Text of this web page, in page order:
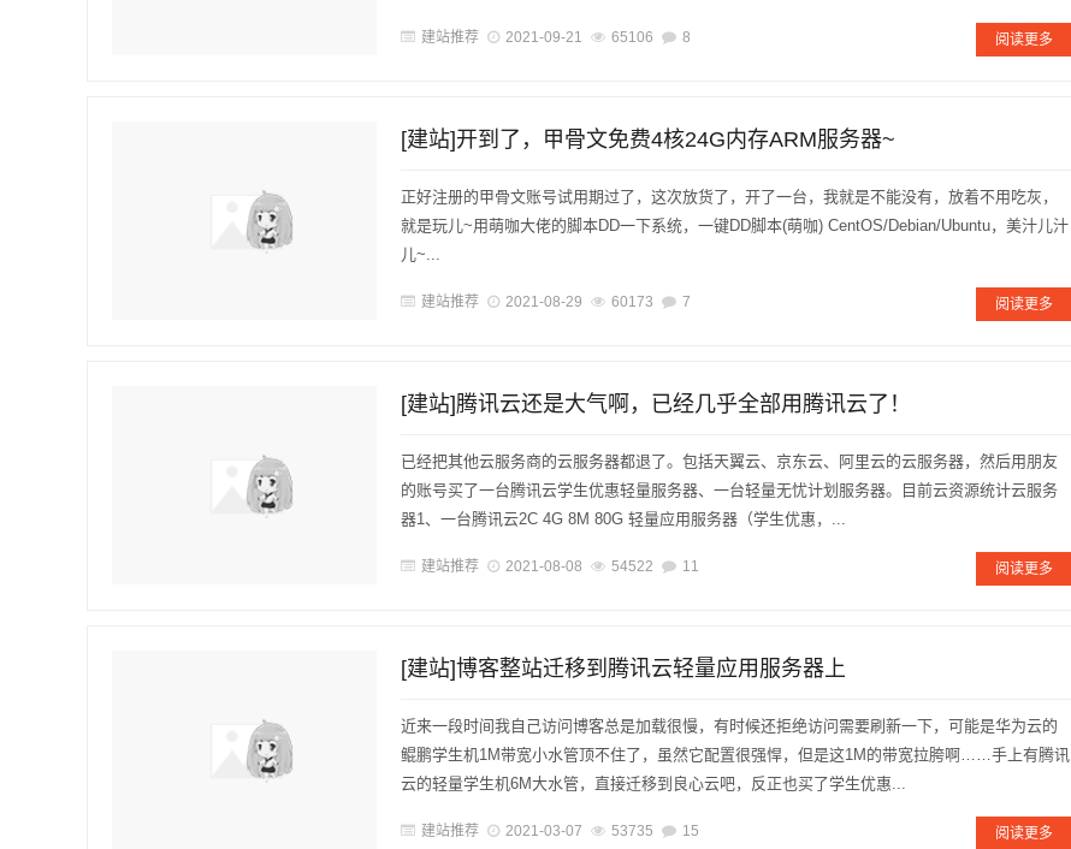
建站推荐 2021-09-21 65106 8 阅读更多
[建站]开到了，甲骨文免费4核24G内存ARM服务器~
正好注册的甲骨文账号试用期过了，这次放货了，开了一台，我就是不能没有，放着不用吃灰，
就是玩儿~用萌咖大佬的脚本DD一下系统，一键DD脚本(萌咖) CentOS/Debian/Ubuntu，美汁儿汁
儿~...
建站推荐 2021-08-29 60173 7 阅读更多
[建站]腾讯云还是大气啊，已经几乎全部用腾讯云了！
已经把其他云服务商的云服务器都退了。包括天翼云、京东云、阿里云的云服务器，然后用朋友
的账号买了一台腾讯云学生优惠轻量服务器、一台轻量无忧计划服务器。目前云资源统计云服务
器1、一台腾讯云2C 4G 8M 80G 轻量应用服务器（学生优惠，...
建站推荐 2021-08-08 54522 11 阅读更多
[建站]博客整站迁移到腾讯云轻量应用服务器上
近来一段时间我自己访问博客总是加载很慢，有时候还拒绝访问需要刷新一下，可能是华为云的
鲲鹏学生机1M带宽小水管顶不住了，虽然它配置很强悍，但是这1M的带宽拉胯啊……手上有腾讯
云的轻量学生机6M大水管，直接迁移到良心云吧，反正也买了学生优惠...
建站推荐 2021-03-07 53735 15 阅读更多